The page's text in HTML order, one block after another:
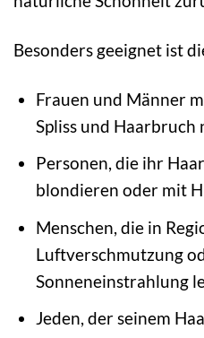
Besonders geeignet ist
Frauen und Männer
Spliss und Haarbruch
Personen, die ihr
blondieren oder mit
Menschen, die in
Luftverschmutzung
Sonneneinstrahlung
Jeden, der seinem